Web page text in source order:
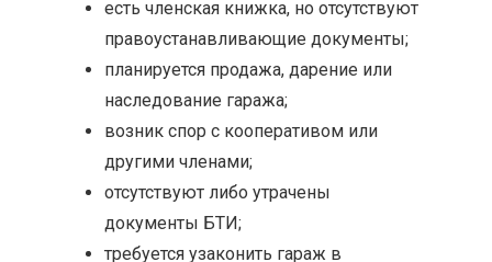
есть членская книжка, но отсутствуют
правоустанавливающие документы;
планируется продажа, дарение или
наследование гаража;
возник спор с кооперативом или
другими членами;
отсутствуют либо утрачены
документы БТИ;
требуется узаконить гараж в